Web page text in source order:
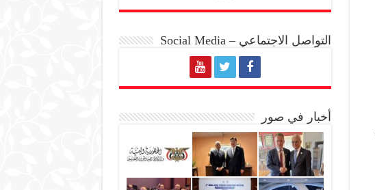
التواصل الاجتماعي – Social Media
أخبار في صور